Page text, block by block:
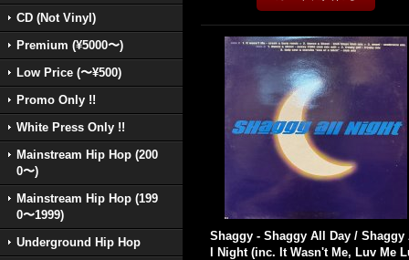
CD (Not Vinyl)
Premium (¥5000〜)
Low Price (〜¥500)
Promo Only !!
White Press Only !!
Mainstream Hip Hop (200
0〜)
Mainstream Hip Hop (199
0〜1999)
Underground Hip Hop
Shaggy - Shaggy All Day / Shaggy
l Night (inc. It Wasn't Me, Luv Me